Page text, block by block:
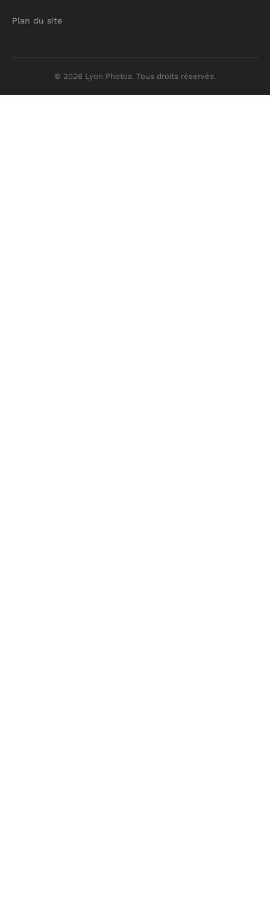
Plan du site
© 2026 Lyon Photos. Tous droits réservés.